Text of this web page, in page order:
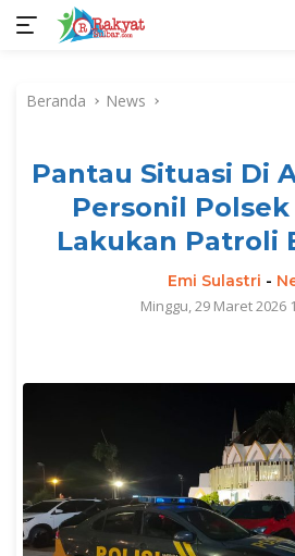
kontenBeranda News
Pantau Situasi Di
Personil
Lakukan Patroli
Emi Sulastri -
Minggu, 29 Maret 2026